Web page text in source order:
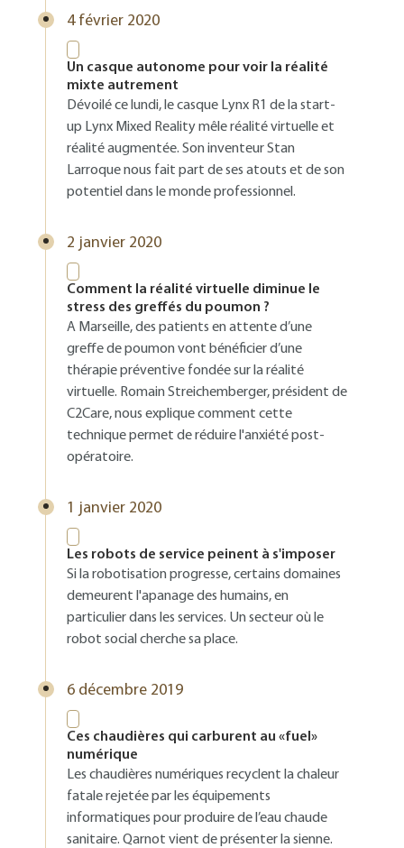
4 février 2020
Un casque autonome pour voir la réalité
mixte autrement
Dévoilé ce lundi, le casque Lynx R1 de la start-
up Lynx Mixed Reality mêle réalité virtuelle et
réalité augmentée. Son inventeur Stan
Larroque nous fait part de ses atouts et de son
potentiel dans le monde professionnel.
2 janvier 2020
Comment la réalité virtuelle diminue le
stress des greffés du poumon ?
A Marseille, des patients en attente d’une
greffe de poumon vont bénéficier d’une
thérapie préventive fondée sur la réalité
virtuelle. Romain Streichemberger, président de
C2Care, nous explique comment cette
technique permet de réduire l'anxiété post-
opératoire.
1 janvier 2020
Les robots de service peinent à s'imposer
Si la robotisation progresse, certains domaines
demeurent l'apanage des humains, en
particulier dans les services. Un secteur où le
robot social cherche sa place.
6 décembre 2019
Ces chaudières qui carburent au «fuel»
numérique
Les chaudières numériques recyclent la chaleur
fatale rejetée par les équipements
informatiques pour produire de l’eau chaude
sanitaire. Qarnot vient de présenter la sienne.